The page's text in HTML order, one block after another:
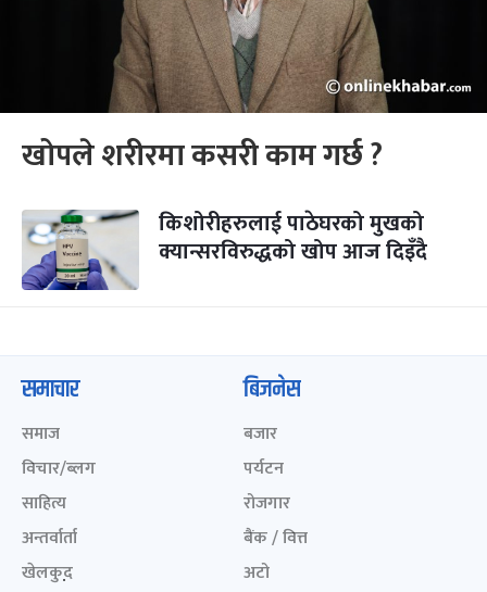
खोपले शरीरमा कसरी काम गर्छ ?
किशोरीहरुलाई पाठेघरको मुखको
क्यान्सरविरुद्धको खोप आज दिइँदै
समाचार
समाज
विचार/ब्लग
साहित्य
अन्तर्वार्ता
खेलकुद़़
बिजनेस
बजार
पर्यटन
रोजगार
बैंक / वित्त
अटो